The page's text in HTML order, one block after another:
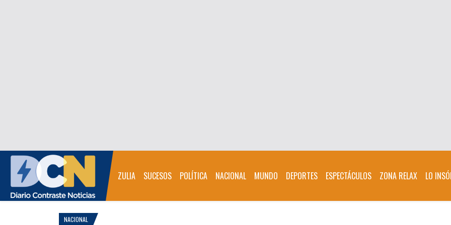
ZULIA SUCESOS POLÍTICA NACIONAL MUNDO DEPORTES ESPECTÁCULOS ZONA RELAX LO
NACIONAL